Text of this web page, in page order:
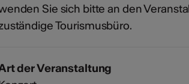
Sie sich bitte an den
Tourismusbüro.
der Veranstaltung